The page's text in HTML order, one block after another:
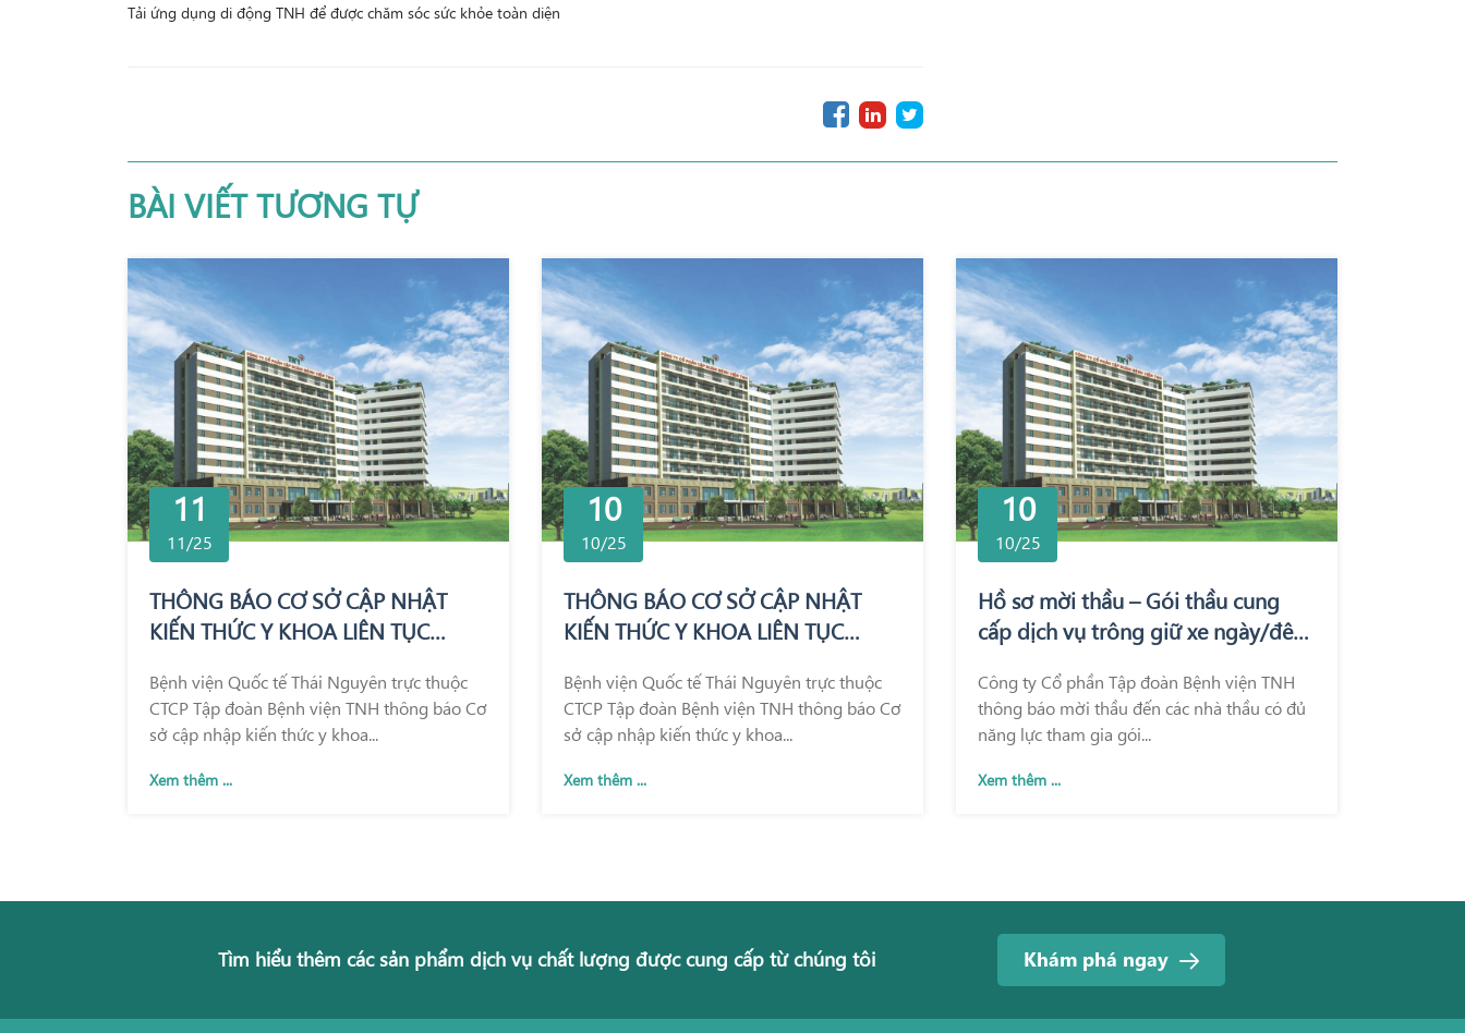
Tải ứng dụng di động TNH để được chăm sóc sức khỏe toàn diện
BÀI VIẾT TƯƠNG TỰ
11
11/25
THÔNG BÁO CƠ SỞ CẬP NHẬT
KIẾN THỨC Y KHOA LIÊN TỤC
Bệnh viện Quốc tế Thái Nguyên trực thuộc
CTCP Tập đoàn Bệnh viện TNH thông báo Cơ
sở cập nhập kiến thức y khoa...
Xem thêm ...
10
10/25
THÔNG BÁO CƠ SỞ CẬP NHẬT
KIẾN THỨC Y KHOA LIÊN TỤC
Bệnh viện Quốc tế Thái Nguyên trực thuộc
CTCP Tập đoàn Bệnh viện TNH thông báo Cơ
sở cập nhập kiến thức y khoa...
Xem thêm ...
10
10/25
Hồ sơ mời thầu – Gói thầu cung
cấp dịch vụ trông giữ xe ngày/đêm
và Bệnh viện TNH Phổ Yên
Công ty Cổ phần Tập đoàn Bệnh viện TNH
thông báo mời thầu đến các nhà thầu có đủ
năng lực tham gia gói...
Xem thêm ...
Tìm hiểu thêm các sản phẩm dịch vụ chất lượng được cung cấp từ chúng tôi Khám phá ngay